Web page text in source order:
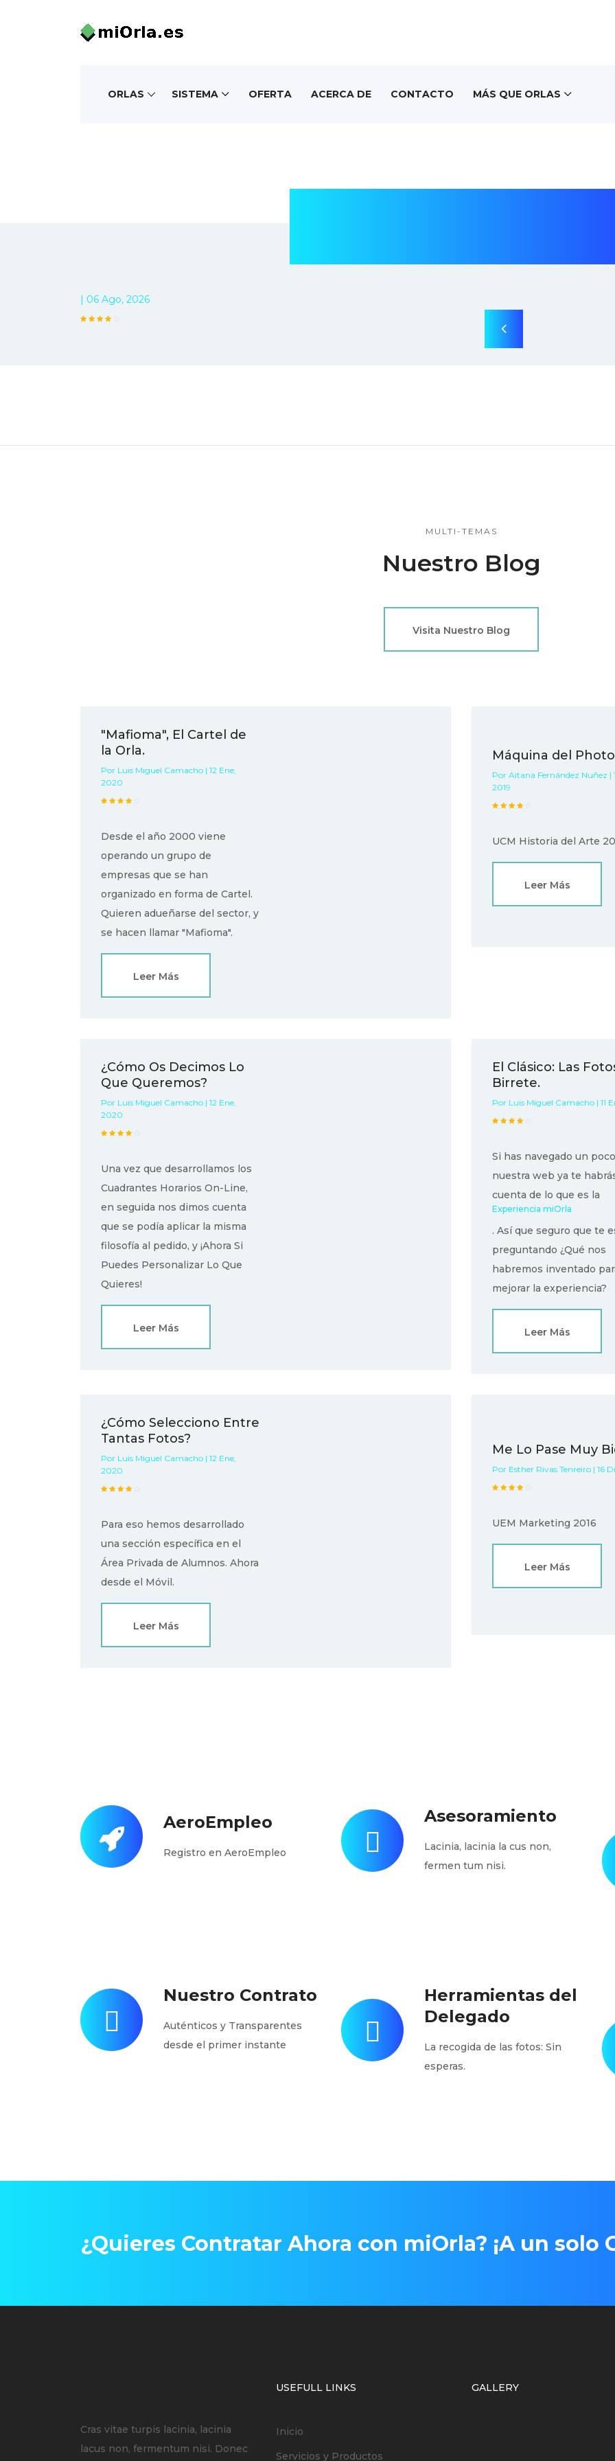
ORLAS SISTEMA OFERTA ACERCA DE CONTACTO MÁS QUE ORLAS
| 06 Ago, 2026
MULTI-TEMAS
Nuestro Blog
Visita Nuestro Blog
"Mafioma", El Cartel de
la Orla.
Por Luis Miguel Camacho | 12 Ene,
2020
Desde el año 2000 viene
operando un grupo de
empresas que se han
organizado en forma de Cartel.
Quieren adueñarse del sector, y
se hacen llamar "Mafioma".
Leer Más
Máquina del
Por Aitana Fernández Nuñez |
2019
UCM Historia del Arte
Leer Más
¿Cómo Os Decimos Lo
Que Queremos?
Por Luis Miguel Camacho | 12 Ene,
2020
Una vez que desarrollamos los
Cuadrantes Horarios On-Line,
en seguida nos dimos cuenta
que se podía aplicar la misma
filosofía al pedido, y ¡Ahora Si
Puedes Personalizar Lo Que
Quieres!
Leer Más
El Clásico: Las
Birrete.
Por Luis Miguel Camacho | 11
Si has navegado un
nuestra web ya te
cuenta de lo que es la
Experiencia miOrla
. Así que seguro que te
preguntando ¿Qué nos
habremos inventado
mejorar la experiencia?
Leer Más
¿Cómo Selecciono Entre
Tantas Fotos?
Por Luis Miguel Camacho | 12 Ene,
2020
Para eso hemos desarrollado
una sección específica en el
Área Privada de Alumnos. Ahora
desde el Móvil.
Leer Más
Me Lo Pase Muy
Por Esther Rivas Tenreiro | 16
UEM Marketing 2016
Leer Más
AeroEmpleo
Registro en AeroEmpleo
Asesoramiento
Lacinia, lacinia la cus non,
fermen tum nisi.
Nuestro Contrato
Auténticos y Transparentes
desde el primer instante
Herramientas del
Delegado
La recogida de las fotos: Sin
esperas.
¿Quieres Contratar Ahora con miOrla? ¡A un solo
Cras vitae turpis lacinia, lacinia
lacus non, fermentum nisi. Donec
USEFULL LINKS
Inicio
Servicios y Productos
GALLERY